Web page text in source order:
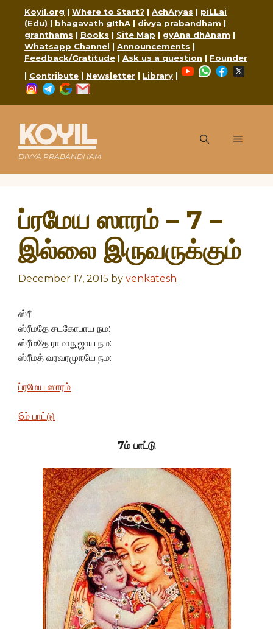
content
Koyil.org | Where to Start? | AchAryas | piLLai
(Edu) | bhagavath gIthA | divya prabandham |
granthams | Books | Site Map | gyAna dhAnam |
Whatsapp Channel | Announcements |
Feedback/Gratitude | Ask us a question | Founder
| Contribute | Newsletter | Library |
YouTubeWhatsApp
Facebook
Instagram
Telegram
Google
KOYIL
DIVYA PRABANDHAM
Menu
ப்ரமேய ஸாரம் – 7 –
இல்லை இருவருக்கும்
December 17, 2015 by venkatesh
ஸ்ரீ:
ஸ்ரீமதே சடகோபாய நம:
ஸ்ரீமதே ராமாநுஜாய நம:
ஸ்ரீமத் வரவரமுநயே நம:
ப்ரமேய ஸாரம்
6ம் பாட்டு
7ம் பாட்டு